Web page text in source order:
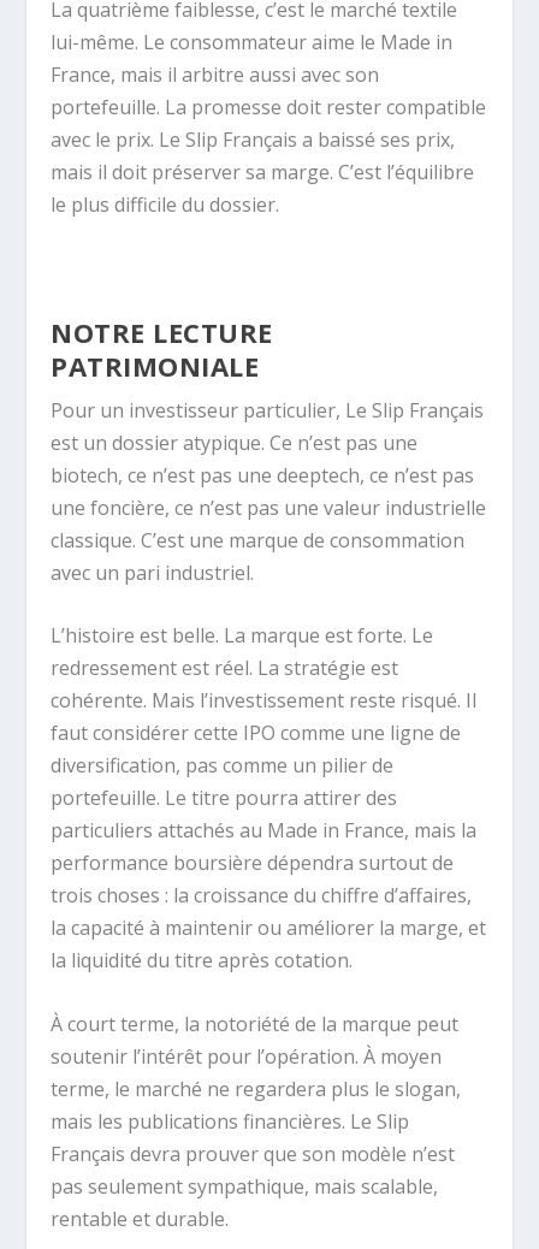
La quatrième faiblesse, c’est le marché textile
lui-même. Le consommateur aime le Made in
France, mais il arbitre aussi avec son
portefeuille. La promesse doit rester compatible
avec le prix. Le Slip Français a baissé ses prix,
mais il doit préserver sa marge. C’est l’équilibre
le plus difficile du dossier.
NOTRE LECTURE
PATRIMONIALE
Pour un investisseur particulier, Le Slip Français
est un dossier atypique. Ce n’est pas une
biotech, ce n’est pas une deeptech, ce n’est pas
une foncière, ce n’est pas une valeur industrielle
classique. C’est une marque de consommation
avec un pari industriel.
L’histoire est belle. La marque est forte. Le
redressement est réel. La stratégie est
cohérente. Mais l’investissement reste risqué. Il
faut considérer cette IPO comme une ligne de
diversification, pas comme un pilier de
portefeuille. Le titre pourra attirer des
particuliers attachés au Made in France, mais la
performance boursière dépendra surtout de
trois choses : la croissance du chiffre d’affaires,
la capacité à maintenir ou améliorer la marge, et
la liquidité du titre après cotation.
À court terme, la notoriété de la marque peut
soutenir l’intérêt pour l’opération. À moyen
terme, le marché ne regardera plus le slogan,
mais les publications financières. Le Slip
Français devra prouver que son modèle n’est
pas seulement sympathique, mais scalable,
rentable et durable.